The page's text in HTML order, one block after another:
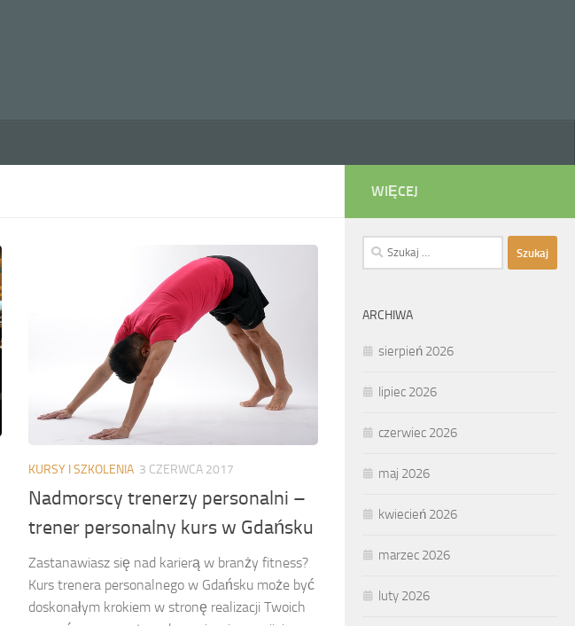
KURSY I SZKOLENIA 3 CZERWCA 2017
Nadmorscy trenerzy personalni –
trener personalny kurs w Gdańsku
Zastanawiasz się nad karierą w branży fitness?
Kurs trenera personalnego w Gdańsku może być
doskonałym krokiem w stronę realizacji Twoich
WIĘCEJ
Szukaj:
ARCHIWA
sierpień 2026
lipiec 2026
czerwiec 2026
maj 2026
kwiecień 2026
marzec 2026
luty 2026